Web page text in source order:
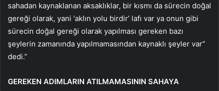
sahadan kaynaklanan aksaklıklar, bir kısmı da sürecin doğal
gereği olarak, yani ‘aklın yolu birdir’ lafı var ya onun gibi
sürecin doğal gereği olarak yapılması gereken bazı
şeylerin zamanında yapılmamasından kaynaklı şeyler var”
dedi.”
GEREKEN ADIMLARIN ATILMAMASININ SAHAYA